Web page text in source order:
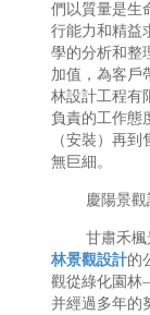
們以質量是生
行能力和精益
學的分析和整
加值，為客戶
林設計工程有
負責的工作態
（安裝）再
無巨細。
慶陽景觀
甘肅禾
林景觀設計的
觀從綠化園林
并經過多年的